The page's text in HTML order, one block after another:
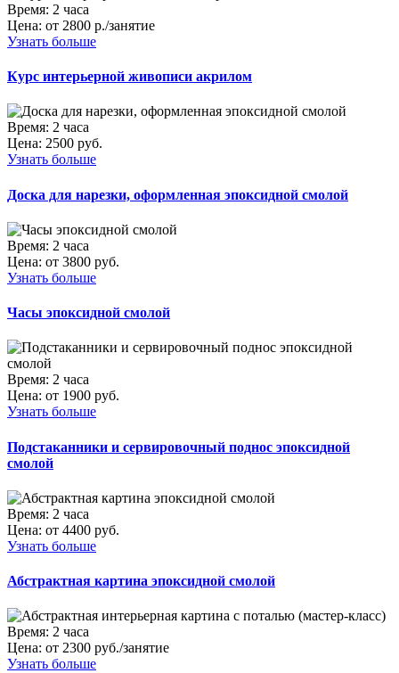
Время: 2 часа
Цена: от 2800 р./занятие
Узнать больше
Курс интерьерной живописи акрилом
Время: 2 часа
Цена: 2500 руб.
Узнать больше
Доска для нарезки, оформленная эпоксидной смолой
Время: 2 часа
Цена: от 3800 руб.
Узнать больше
Часы эпоксидной смолой
Время: 2 часа
Цена: от 1900 руб.
Узнать больше
Подстаканники и сервировочный поднос эпоксидной
смолой
Время: 2 часа
Цена: от 4400 руб.
Узнать больше
Абстрактная картина эпоксидной смолой
Время: 2 часа
Цена: от 2300 руб./занятие
Узнать больше